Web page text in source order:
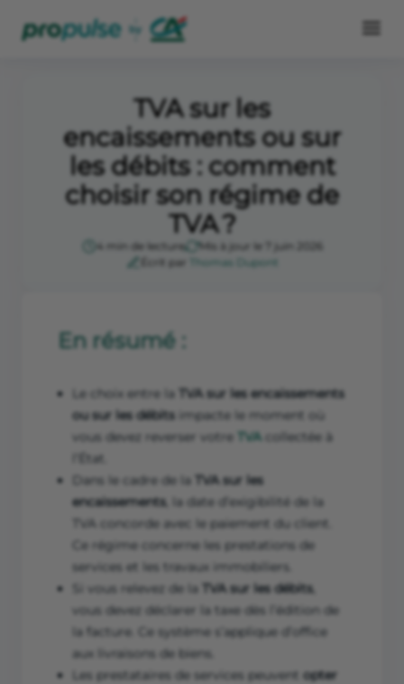
TVA sur les
encaissements ou sur
les débits : comment
choisir son régime de
TVA ?
4 min de lecture
Mis à jour le 7 juin 2026
Écrit par
Thomas Dupont
En résumé :
Le choix entre la TVA sur les encaissements
ou sur les débits impacte le moment où
vous devez reverser votre TVA collectée à
l’État.
Dans le cadre de la TVA sur les
encaissements, la date d’exigibilité de la
TVA concorde avec le paiement du client.
Ce régime concerne les prestations de
services et les travaux immobiliers.
Si vous relevez de la TVA sur les débits,
vous devez déclarer la taxe dès l’édition de
la facture. Ce système s’applique d’office
aux livraisons de biens.
Les prestataires de services peuvent opter